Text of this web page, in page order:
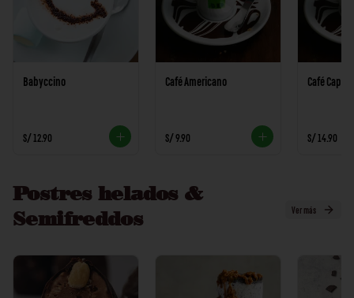
Babyccino
S/ 12.90
Café Americano
S/ 9.90
Café
S/ 14.90
Postres helados &
Semifreddos
Ver más